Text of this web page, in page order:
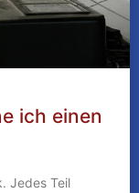
ich einen
Jedes Teil